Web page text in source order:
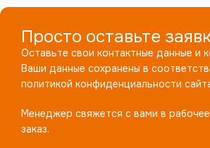
Просто оставьте
Оставьте свои контактные данные и
Ваши данные сохранены в
политикой конфиденциальности
Менеджер свяжется с вами в
заказ.